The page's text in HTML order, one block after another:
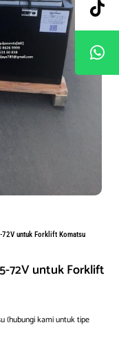
72V untuk Forklift Komatsu
72V untuk Forklift
(hubungi kami untuk tipe